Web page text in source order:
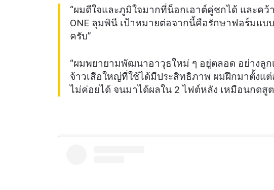
“ผมดีใจและภูมิใจมากที่น็อกเอาต์คู่ชกได้ และค
ONE ลุมพินี เป้าหมายต่อจากนี้คือรักษาฟอร์มแบ
ครับ”
“ผมพยายามพัฒนาอาวุธใหม่ ๆ อยู่ตลอด อย่างลู
จ้าวเสือใหญ่ที่ใช้ได้มีประสิทธิภาพ ผมฝึกมาตั้งแ
ไม่ค่อยได้ จนมาได้ผลใน 2 ไฟต์หลัง เหมือนกดสูต